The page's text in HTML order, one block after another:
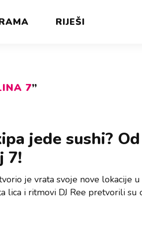
RIJEŠI
7”
jede sushi?
7!
je vrata svoje nove lokacije
lica i ritmovi DJ Ree pretvorili su